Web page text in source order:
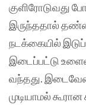
குளிரோடுவது
இருந்ததால்
நடக்கையில்
இடைப்பட்டு
வந்தது.
முடியாமல்